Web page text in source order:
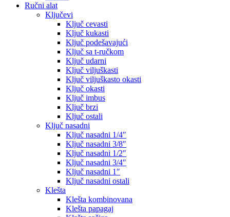
Ručni alat
Ključevi
Ključ cevasti
Ključ kukasti
Ključ podešavajući
Ključ sa t-ručkom
Ključ udarni
Ključ viljuškasti
Ključ viljuškasto okasti
Ključ okasti
Ključ imbus
Ključ brzi
Ključ ostali
Ključ nasadni
Ključ nasadni 1/4″
Ključ nasadni 3/8″
Ključ nasadni 1/2″
Ključ nasadni 3/4″
Ključ nasadni 1″
Ključ nasadni ostali
Klešta
Klešta kombinovana
Klešta papagaj